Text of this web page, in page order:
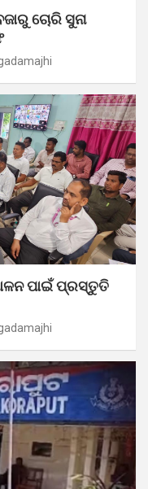
ଚୋରି ସୁନା
ପାଇଁ ପ୍ରସ୍ତୁତି